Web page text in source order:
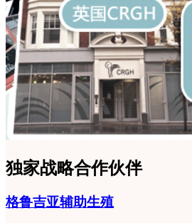
独家战略合作伙伴
格鲁吉亚辅助生殖